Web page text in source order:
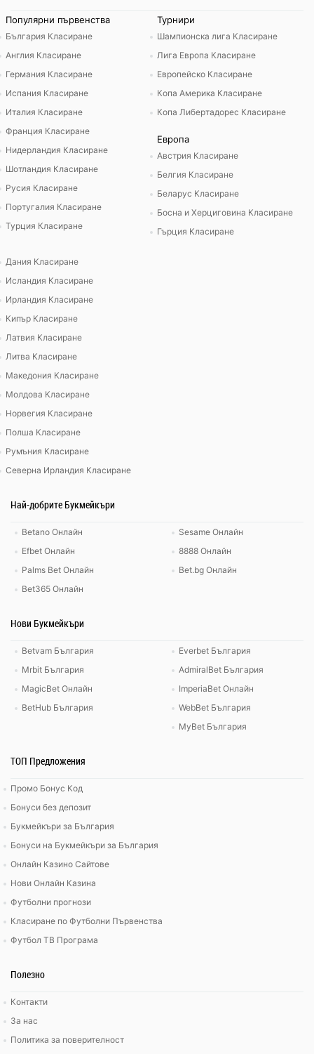
Популярни първенства
България Класиране
Англия Класиране
Германия Класиране
Испания Класиране
Италия Класиране
Франция Класиране
Нидерландия Класиране
Шотландия Класиране
Русия Класиране
Португалия Класиране
Турция Класиране
Турнири
Шампионска лига Класиране
Лига Европа Класиране
Европейско Класиране
Копа Америка Класиране
Копа Либертадорес Класиране
Европа
Австрия Класиране
Белгия Класиране
Беларус Класиране
Босна и Херциговина Класиране
Гърция Класиране
Дания Класиране
Исландия Класиране
Ирландия Класиране
Кипър Класиране
Латвия Класиране
Литва Класиране
Македония Класиране
Молдова Класиране
Норвегия Класиране
Полша Класиране
Румъния Класиране
Северна Ирландия Класиране
Най-добрите Букмейкъри
Betano Онлайн
Efbet Онлайн
Palms Bet Онлайн
Bet365 Онлайн
Sesame Онлайн
8888 Онлайн
Bet.bg Онлайн
Нови Букмейкъри
Betvam България
Mrbit България
MagicBet Онлайн
BetHub България
Everbet България
AdmiralBet България
ImperiaBet Онлайн
WebBet България
MyBet България
ТОП Предложения
Промо Бонус Код
Бонуси без депозит
Букмейкъри за България
Бонуси на Букмейкъри за България
Онлайн Казино Сайтове
Нови Онлайн Казина
Футболни прогнози
Класиране по Футболни Първенства
Футбол ТВ Програма
Полезно
Контакти
За нас
Политика за поверителност